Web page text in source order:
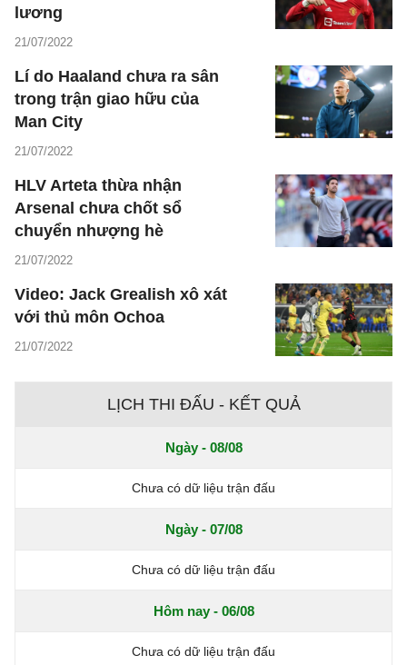
lương
21/07/2022
Lí do Haaland chưa ra sân
trong trận giao hữu của
Man City
21/07/2022
HLV Arteta thừa nhận
Arsenal chưa chốt sổ
chuyển nhượng hè
21/07/2022
Video: Jack Grealish xô xát
với thủ môn Ochoa
21/07/2022
LỊCH THI ĐẤU - KẾT QUẢ
Ngày - 08/08
Chưa có dữ liệu trận đấu
Ngày - 07/08
Chưa có dữ liệu trận đấu
Hôm nay - 06/08
Chưa có dữ liệu trận đấu